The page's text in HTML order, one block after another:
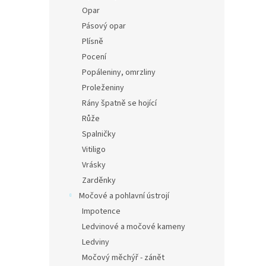
Opar
Pásový opar
Plísně
Pocení
Popáleniny, omrzliny
Proleženiny
Rány špatně se hojící
Růže
Spalničky
Vitiligo
Vrásky
Zarděnky
Močové a pohlavní ústrojí
Impotence
Ledvinové a močové kameny
Ledviny
Močový měchýř - zánět